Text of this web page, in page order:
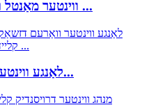
ווינטער מאַנטל וואַרעם ווינטפּרוף ...
לאַנגע ווינטער וואַרעמע רעקל...